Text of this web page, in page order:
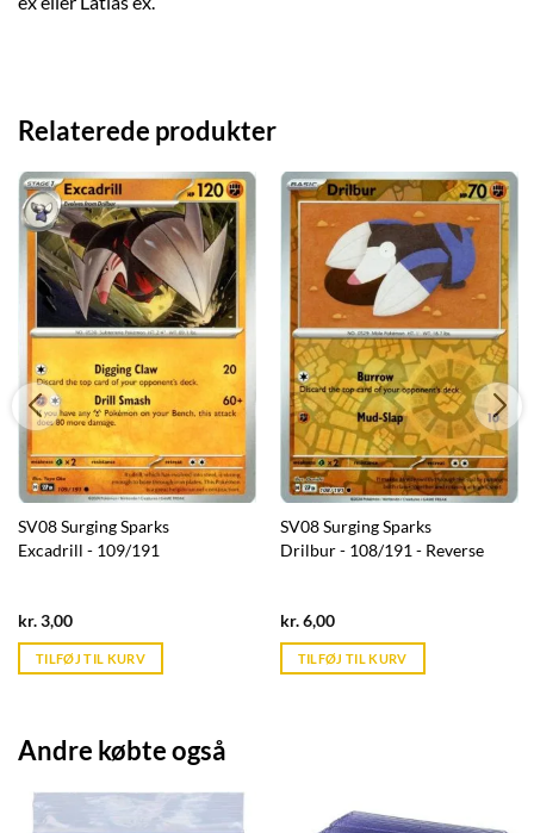
Relaterede produkter
SV08 Surging Sparks
Excadrill - 109/191
kr.3,00Current
is:
kr. 39,95.
TILFØJ TIL KURV
SV08 Surging Sparks
Drilbur - 108/191 - Reverse
kr.6,00Current
is:
kr. 39,95.
TILFØJ TIL KURV
Andre købte også